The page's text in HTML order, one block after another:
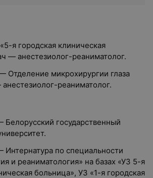
я городская клиническая
— анестезиолог-реаниматолог.
Отделение микрохирургии глаза
реаниматолог.
Белорусский государственный
Интернатура по специальности
и реаниматология» на базах «УЗ 5-я
больница», УЗ «1-я городская